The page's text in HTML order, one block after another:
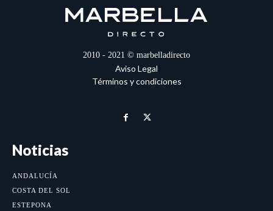
2010 - 2021 © marbelladirecto
Aviso Legal
Términos y condiciones
Noticias
ANDALUCÍA
COSTA DEL SOL
ESTEPONA